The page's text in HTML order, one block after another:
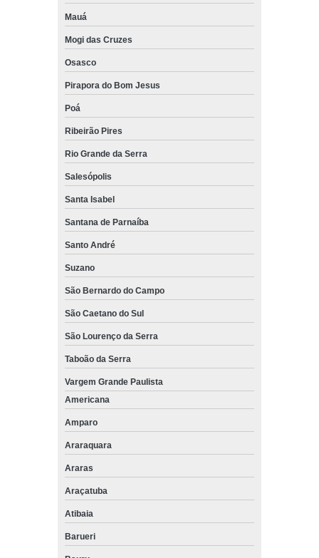
Mauá
Mogi das Cruzes
Osasco
Pirapora do Bom Jesus
Poá
Ribeirão Pires
Rio Grande da Serra
Salesópolis
Santa Isabel
Santana de Parnaíba
Santo André
Suzano
São Bernardo do Campo
São Caetano do Sul
São Lourenço da Serra
Taboão da Serra
Vargem Grande Paulista
Americana
Amparo
Araraquara
Araras
Araçatuba
Atibaia
Barueri